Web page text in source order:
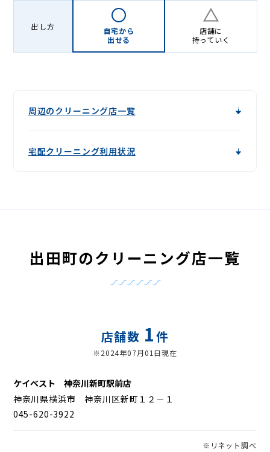
出し方
自宅から
出せる
店舗に
持っていく
周辺のクリーニング店一覧
宅配クリーニング利用状況
出田町のクリーニング店一覧
店舗数 1件
※2024年07月01日現在
ケイベスト 神奈川新町駅前店
神奈川県横浜市 神奈川区新町１２－１
045-620-3922
※リネット調べ